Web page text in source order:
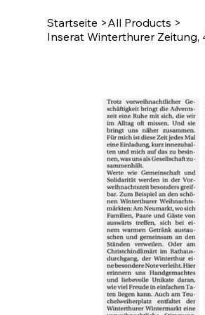
Startseite >All Products >
Inserat Winterthurer Zeitung,